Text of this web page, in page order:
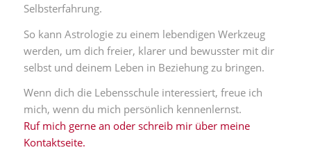
Selbsterfahrung.
So kann Astrologie zu einem lebendigen Werkzeug
werden, um dich freier, klarer und bewusster mit dir
selbst und deinem Leben in Beziehung zu bringen.
Wenn dich die Lebensschule interessiert, freue ich
mich, wenn du mich persönlich kennenlernst.
Ruf mich gerne an oder schreib mir über meine
Kontaktseite.